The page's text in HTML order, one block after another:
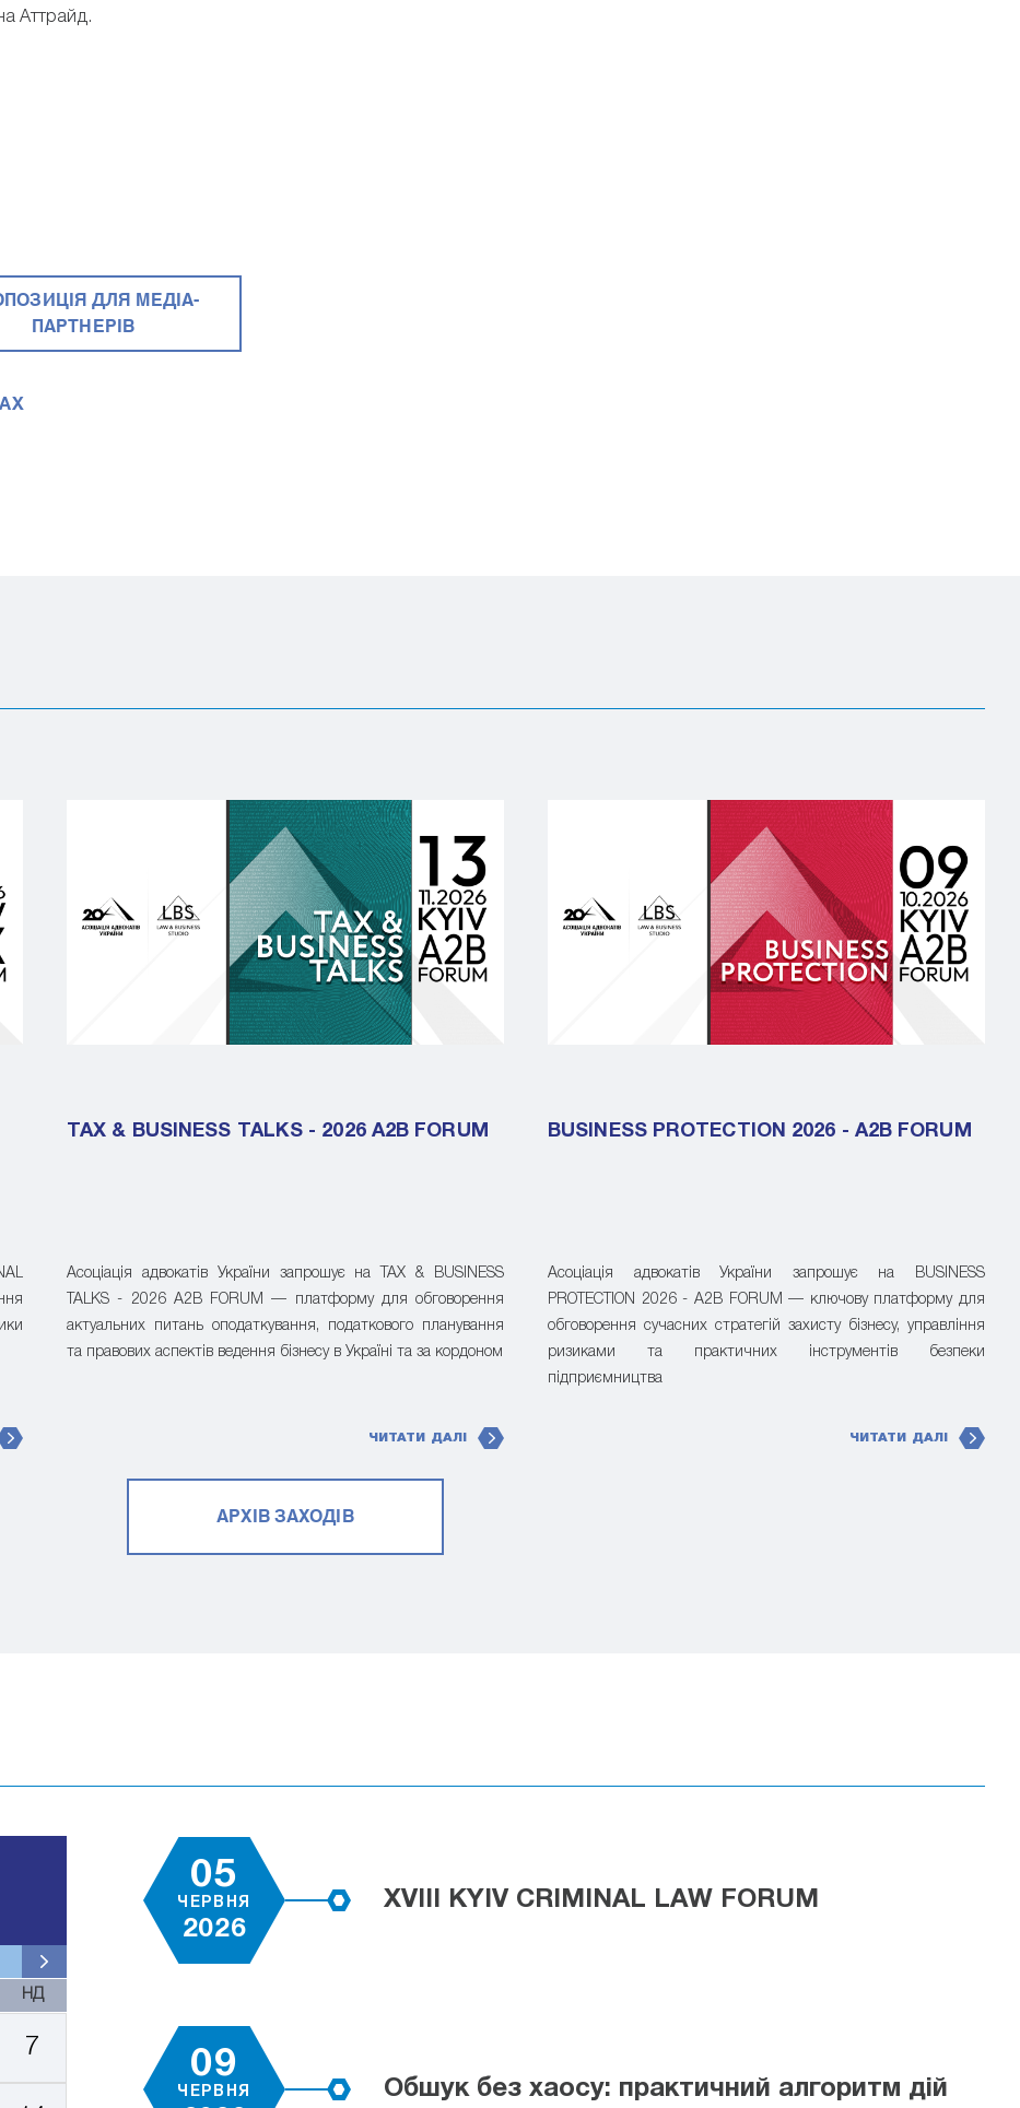
Аттрайд.
ДЛЯ МЕДІА-
ПАРТНЕРІВ
TAX & BUSINESS TALKS - 2026 A2B FORUM
Асоціація адвокатів України запрошує на TAX & BUSINESS
TALKS - 2026 A2B FORUM — платформу для обговорення
актуальних питань оподаткування, податкового планування
та правових аспектів ведення бізнесу в Україні та за кордоном
ЧИТАТИ ДАЛІ
BUSINESS PROTECTION 2026 - A2B FORUM
Асоціація адвокатів України запрошує на BUSINESS
PROTECTION 2026 - A2B FORUM — ключову платформу для
обговорення сучасних стратегій захисту бізнесу, управління
ризиками та практичних інструментів безпеки
підприємництва
ЧИТАТИ ДАЛІ
АРХІВ ЗАХОДІВ
НД
7
05
ЧЕРВНЯ
2026
XVIII KYIV CRIMINAL LAW FORUM
09
ЧЕРВНЯ Обшук без хаосу: практичний алгоритм дій